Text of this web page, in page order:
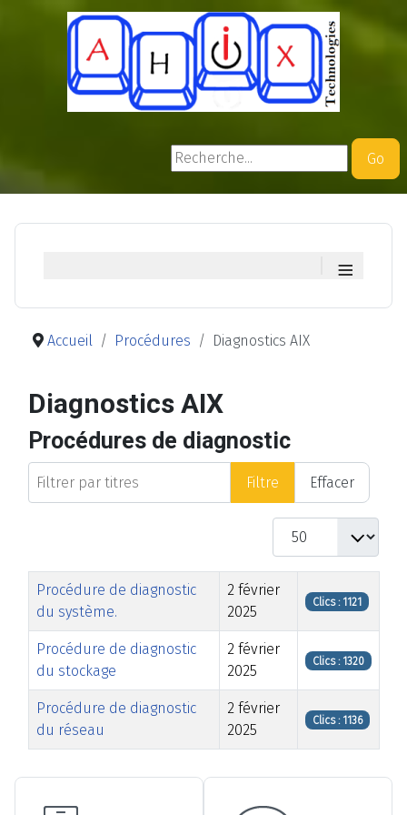
Rechercher
Go
≡
Accueil Procédures Diagnostics AIX
Diagnostics AIX
Procédures de diagnostic
Filtrer par titres
Filtre Effacer
Afficher #
Titre Date de modification Clics
Procédure de diagnostic
du système.
2 février
2025
Clics : 1121
Procédure de diagnostic
du stockage
2 février
2025
Clics : 1320
Procédure de diagnostic
du réseau
2 février
2025
Clics : 1136